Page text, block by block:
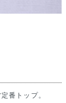
番トップ。